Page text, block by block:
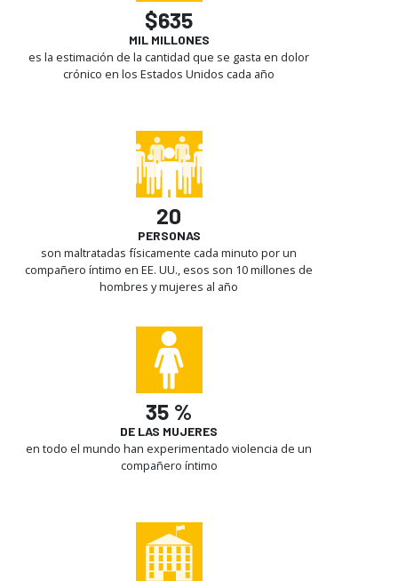
$635
MIL MILLONES
es la estimación de la cantidad que se gasta en dolor
crónico en los Estados Unidos cada año
20
PERSONAS
son maltratadas físicamente cada minuto por un
compañero íntimo en EE. UU., esos son 10 millones de
hombres y mujeres al año
35 %
DE LAS MUJERES
en todo el mundo han experimentado violencia de un
compañero íntimo